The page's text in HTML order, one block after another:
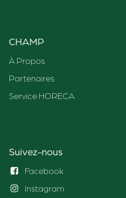
CHAMP
À Propos
Partenaires
Service HORECA
Suivez-nous
Facebook
Instagram